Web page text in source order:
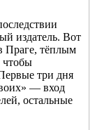
издатель. Вот
Праге, тёплым
чтобы
три дня
— вход
остальные